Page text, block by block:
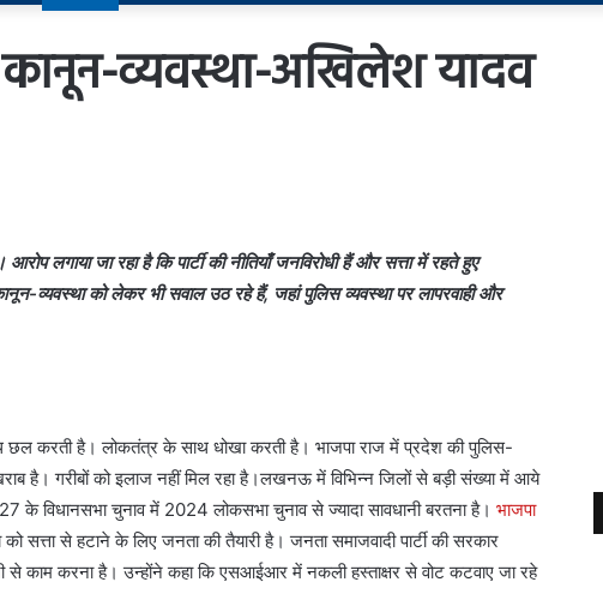
व्यवस्था-अखिलेश यादव
लगाया जा रहा है कि पार्टी की नीतियाँ जनविरोधी हैं और सत्ता में रहते हुए
व्यवस्था को लेकर भी सवाल उठ रहे हैं, जहां पुलिस व्यवस्था पर लापरवाही और
छल करती है। लोकतंत्र के साथ धोखा करती है। भाजपा राज में प्रदेश की पुलिस-
है। गरीबों को इलाज नहीं मिल रहा है।लखनऊ में विभिन्न जिलों से बड़ी संख्या में आये
के विधानसभा चुनाव में 2024 लोकसभा चुनाव से ज्यादा सावधानी बरतना है। भाजपा
सत्ता से हटाने के लिए जनता की तैयारी है। जनता समाजवादी पार्टी की सरकार
से काम करना है। उन्होंने कहा कि एसआईआर में नकली हस्ताक्षर से वोट कटवाए जा रहे